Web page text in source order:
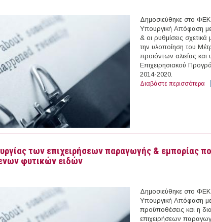
Δημοσιεύθηκε στο
Υπουργική Απόφαση με
& οι ρυθμίσεις σχετικά
την υλοποίηση του
προϊόντων αλιείας και
Επιχειρησιακού
2014-2020.
Διαβάστε περισσότερα
των επιχειρήσεων παραγωγής & εμπορίας
φυτικών ειδών
Δημοσιεύθηκε στο
Υπουργική Απόφαση με
προϋποθέσεις και η
επιχειρήσεων